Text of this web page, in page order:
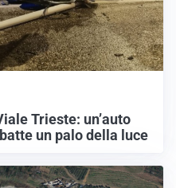
Trieste: un’auto
un palo della luce